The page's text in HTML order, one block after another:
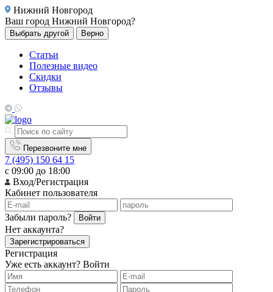
Нижний Новгород
Ваш город Нижний Новгород?
Выбрать другой Верно
Статьи
Полезные видео
Скидки
Отзывы
Перезвоните мне
7 (495) 150 64 15
с 09:00 до 18:00
Вход/Регистрация
Кабинет пользователя
Забыли пароль? Войти
Нет аккаунта?
Зарегистрироваться
Регистрация
Уже есть аккаунт? Войти